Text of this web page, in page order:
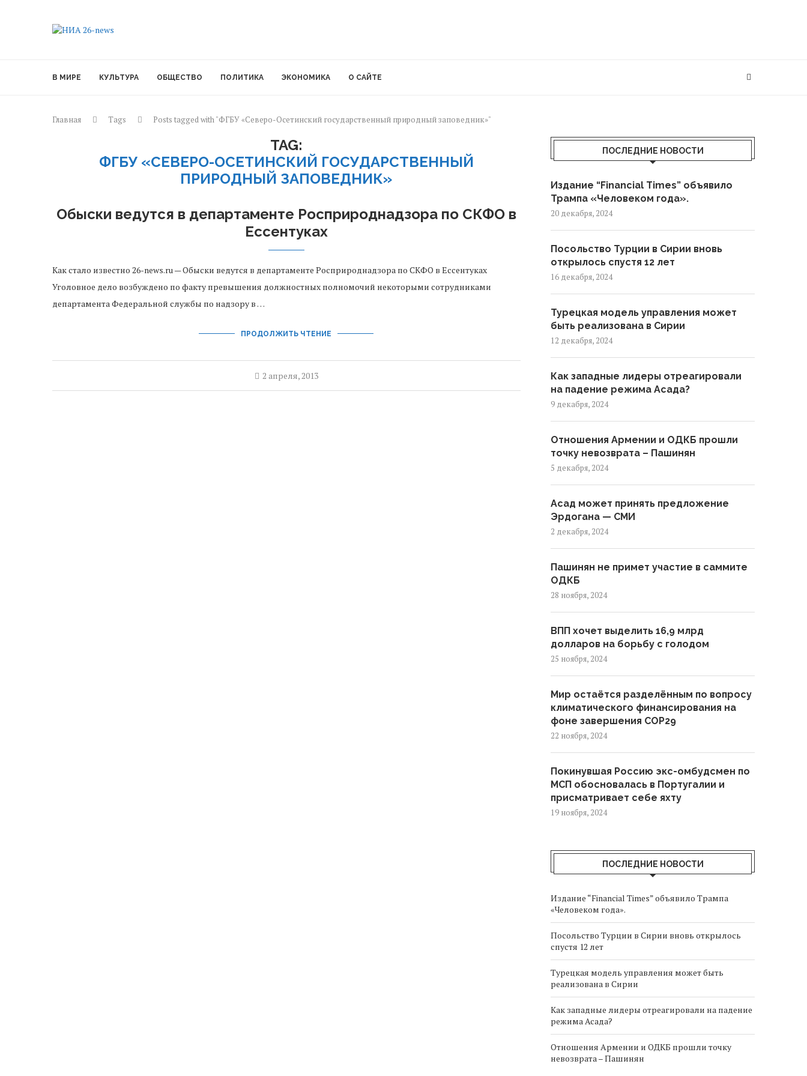
В МИРЕ КУЛЬТУРА ОБЩЕСТВО ПОЛИТИКА ЭКОНОМИКА О САЙТЕ
Главная Tags Posts tagged with "ФГБУ «Северо-Осетинский государственный природный заповедник»"
TAG:
ФГБУ «СЕВЕРО-ОСЕТИНСКИЙ ГОСУДАРСТВЕННЫЙ
ПРИРОДНЫЙ ЗАПОВЕДНИК»
Обыски ведутся в департаменте Росприроднадзора по СКФО в
Ессентуках
Как стало известно 26-news.ru — Обыски ведутся в департаменте Росприроднадзора по СКФО в Ессентуках
Уголовное дело возбуждено по факту превышения должностных полномочий некоторыми сотрудниками
департамента Федеральной службы по надзору в …
ПРОДОЛЖИТЬ ЧТЕНИЕ
2 апреля, 2013
ПОСЛЕДНИЕ НОВОСТИ
Издание “Financial Times” объявило
Трампа «Человеком года».
20 декабря, 2024
Посольство Турции в Сирии вновь
открылось спустя 12 лет
16 декабря, 2024
Турецкая модель управления может
быть реализована в Сирии
12 декабря, 2024
Как западные лидеры отреагировали
на падение режима Асада?
9 декабря, 2024
Отношения Армении и ОДКБ прошли
точку невозврата – Пашинян
5 декабря, 2024
Асад может принять предложение
Эрдогана — СМИ
2 декабря, 2024
Пашинян не примет участие в саммите
ОДКБ
28 ноября, 2024
ВПП хочет выделить 16,9 млрд
долларов на борьбу с голодом
25 ноября, 2024
Мир остаётся разделённым по вопросу
климатического финансирования на
фоне завершения COP29
22 ноября, 2024
Покинувшая Россию экс-омбудсмен по
МСП обосновалась в Португалии и
присматривает себе яхту
19 ноября, 2024
ПОСЛЕДНИЕ НОВОСТИ
Издание “Financial Times” объявило Трампа
«Человеком года».
Посольство Турции в Сирии вновь открылось
спустя 12 лет
Турецкая модель управления может быть
реализована в Сирии
Как западные лидеры отреагировали на падение
режима Асада?
Отношения Армении и ОДКБ прошли точку
невозврата – Пашинян